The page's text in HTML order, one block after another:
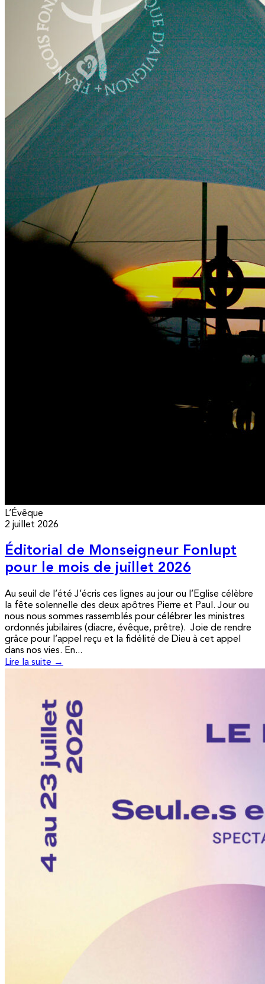
L’Évêque
2 juillet 2026
Éditorial de Monseigneur Fonlupt
pour le mois de juillet 2026
Au seuil de l’été J’écris ces lignes au jour ou l’Eglise célèbre
la fête solennelle des deux apôtres Pierre et Paul. Jour ou
nous nous sommes rassemblés pour célébrer les ministres
ordonnés jubilaires (diacre, évêque, prêtre). Joie de rendre
grâce pour l’appel reçu et la fidélité de Dieu à cet appel
dans nos vies. En...
Lire la suite →